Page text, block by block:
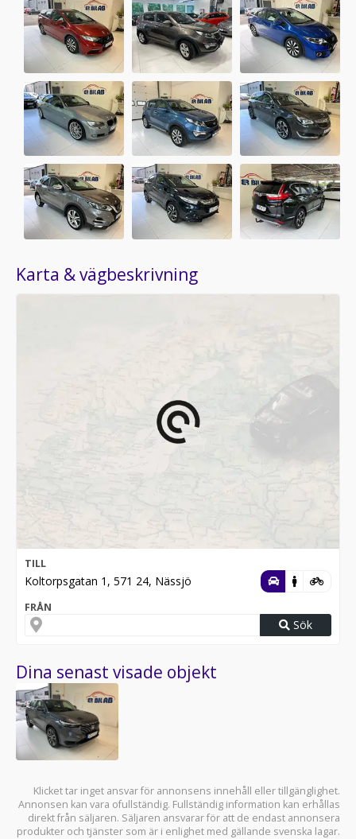
Karta & vägbeskrivning
TILL
Koltorpsgatan 1, 571 24, Nässjö
FRÅN
Sök
Dina senast visade objekt
Klicket tar inget ansvar för annonsens innehåll eller tillgänglighet.
Annonsen kan vara ofullständig. Fullständig information kan erhållas
direkt från säljaren. Säljaren ansvarar för att de endast annonsera
produkter och tjänster som är i enlighet med gällande svenska lagar.